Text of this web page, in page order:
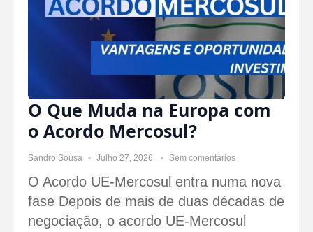
O Que Muda na Europa com
o Acordo Mercosul?
Sandro Sousa Julho 27, 2026 Sem comentários
O Acordo UE-Mercosul entra numa nova
fase Depois de mais de duas décadas de
negociação, o acordo UE-Mercosul